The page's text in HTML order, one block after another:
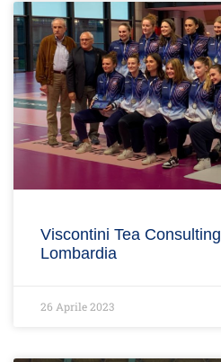
Viscontini Tea
Lombardia
26 Aprile 2023